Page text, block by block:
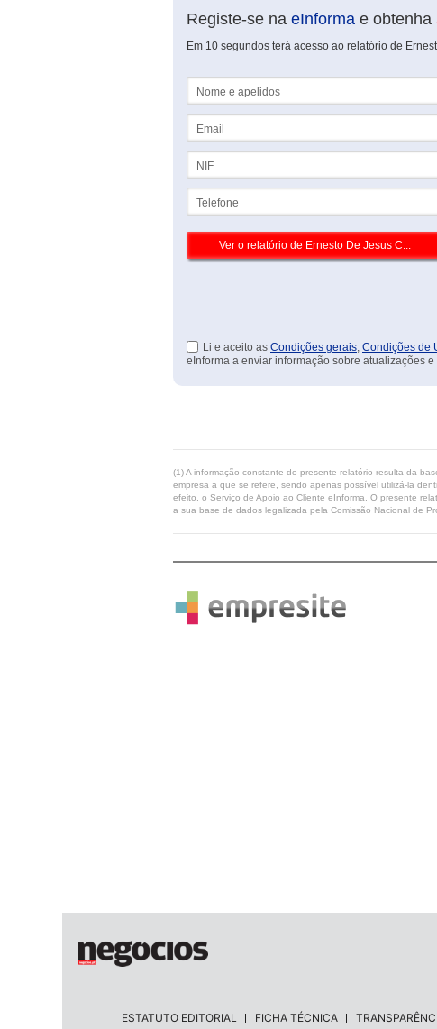
Registe-se na eInforma e obtenha
Em 10 segundos terá acesso ao relatório de
Li e aceito as Condições gerais, Condições de
eInforma a enviar informação sobre atualizações
(1) A informação constante do presente relatório resulta da
empresa a que se refere, sendo apenas possível utilizá-la
efeito, o Serviço de Apoio ao Cliente eInforma. O presente
a sua base de dados legalizada pela Comissão Nacional de